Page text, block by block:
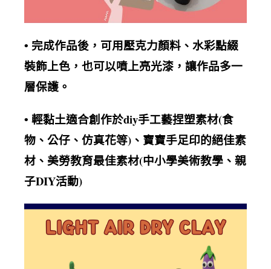
• 完成作品後，可用壓克力顏料、水彩點綴
裝飾上色，也可以噴上亮光漆，讓作品多一
層保護 。
• 輕黏土適合創作於diy手工藝捏塑素材(食
物、公仔、仿真花等)、寶寶手足印的絕佳素
材、美勞教育最佳素材(中小學美術教學、親
子DIY活動)